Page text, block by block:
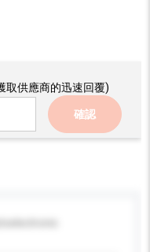
取供應商的迅速回覆)
確認